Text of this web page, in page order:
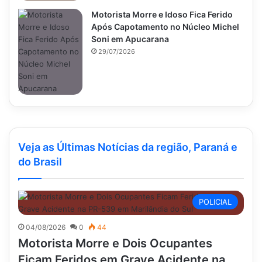
Veja as Últimas Notícias da região, Paraná e
do Brasil
POLICIAL
04/08/2026 0 44
Motorista Morre e Dois Ocupantes
Motorista Morre e Idoso Fica Ferido
Após Capotamento no Núcleo Michel
Soni em Apucarana
29/07/2026